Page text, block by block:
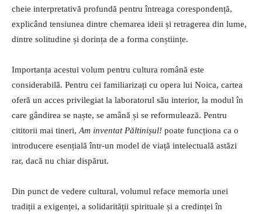
cheie interpretativă profundă pentru întreaga corespondență,
explicând tensiunea dintre chemarea ideii și retragerea din lume,
dintre solitudine și dorința de a forma conștiințe.
Importanța acestui volum pentru cultura română este
considerabilă. Pentru cei familiarizați cu opera lui Noica, cartea
oferă un acces privilegiat la laboratorul său interior, la modul în
care gândirea se naște, se amână și se reformulează. Pentru
cititorii mai tineri,Am inventat Păltinișul! poate funcționa ca o
introducere esențială într-un model de viață intelectuală astăzi
rar, dacă nu chiar dispărut.
Din punct de vedere cultural, volumul reface memoria unei
tradiții a exigenței, a solidarității spirituale și a credinței în